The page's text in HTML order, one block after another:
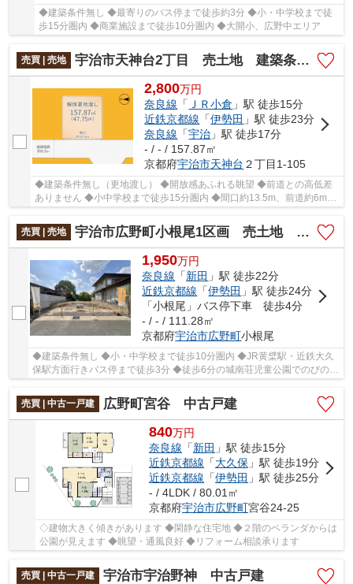
◆建築条件無し ◆最寄りのバス停まで徒歩約3分 ◆小・中学校まで徒
歩15分圏内 ◆商業施設まで徒歩10分圏内 ◆大開小、広野中エリア
売買 | 売地 宇治市天神台2丁目 売土地 建築条件無し
2,800万円
奈良線 「 ＪＲ小倉 」駅 徒歩15分
近鉄京都線 「伊勢田 」駅 徒歩23分
奈良線 「宇治 」駅 徒歩17分
- / - / 157.87㎡
京都府宇治市天神台 ２丁目1-105
◆建築条件無し（更地渡し） ◆開放感あふれる眺望 ◆前道との高低差
ありません ◆小中学校まで徒歩15分圏内 ◆間口約13.5m、前道約6mあ
売買 | 売地
宇治市広野町小根尾1区画 売土地 建築条件無し
1,950万円
奈良線 「新田 」駅 徒歩22分
近鉄京都線 「伊勢田 」駅 徒歩24分
「小根尾」バス停下車 徒歩4分
- / - / 111.28㎡
京都府宇治市広野町小根尾
◆建築条件無し ◆小・中学校まで徒歩10分圏内 ◆JR黄檗駅・近鉄大久
保駅方面行きバス停まで徒歩3分 ◆徒歩6分の城南荘児童公園でのびのび
売買 | 中古一戸建
広野町宮谷 中古戸建
840万円
奈良線 「新田 」駅 徒歩15分
近鉄京都線 「大久保 」駅 徒歩19分
近鉄京都線 「伊勢田 」駅 徒歩25分
- / 4LDK / 80.01㎡
京都府宇治市広野町宮谷24-25
◇建物大きく傾きがあります ◆閑静な住宅地 ◆２階のベランダからは
公園が見えます ◆眺望・通風良好 ◆リフォーム相談承ります
売買 | 中古一戸建 宇治市宇治野神 中古戸建